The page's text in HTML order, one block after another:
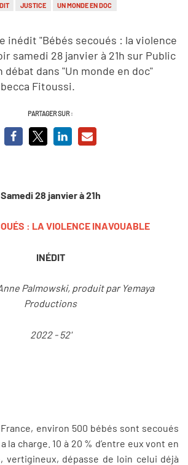
JUSTICE UN MONDE EN DOC
inédit "Bébés secoués : la violence
samedi 28 janvier à 21h sur Public
débat dans "Un monde en doc"
Fitoussi.
PARTAGER SUR :
Samedi 28 janvier à 21h
: LA VIOLENCE INAVOUABLE
INÉDIT
Palmowski, produit par Yemaya
Productions
2022 - 52'
environ 500 bébés sont secoués
la charge. 10 à 20 % d’entre eux vont en
vertigineux, dépasse de loin celui déjà